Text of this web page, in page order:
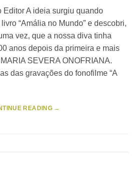
Editor A ideia surgiu quando
“Amália no Mundo” e descobri,
vez, que a nossa diva tinha
anos depois da primeira e mais
SEVERA ONOFRIANA.
das gravações do fonofilme “A
READING →